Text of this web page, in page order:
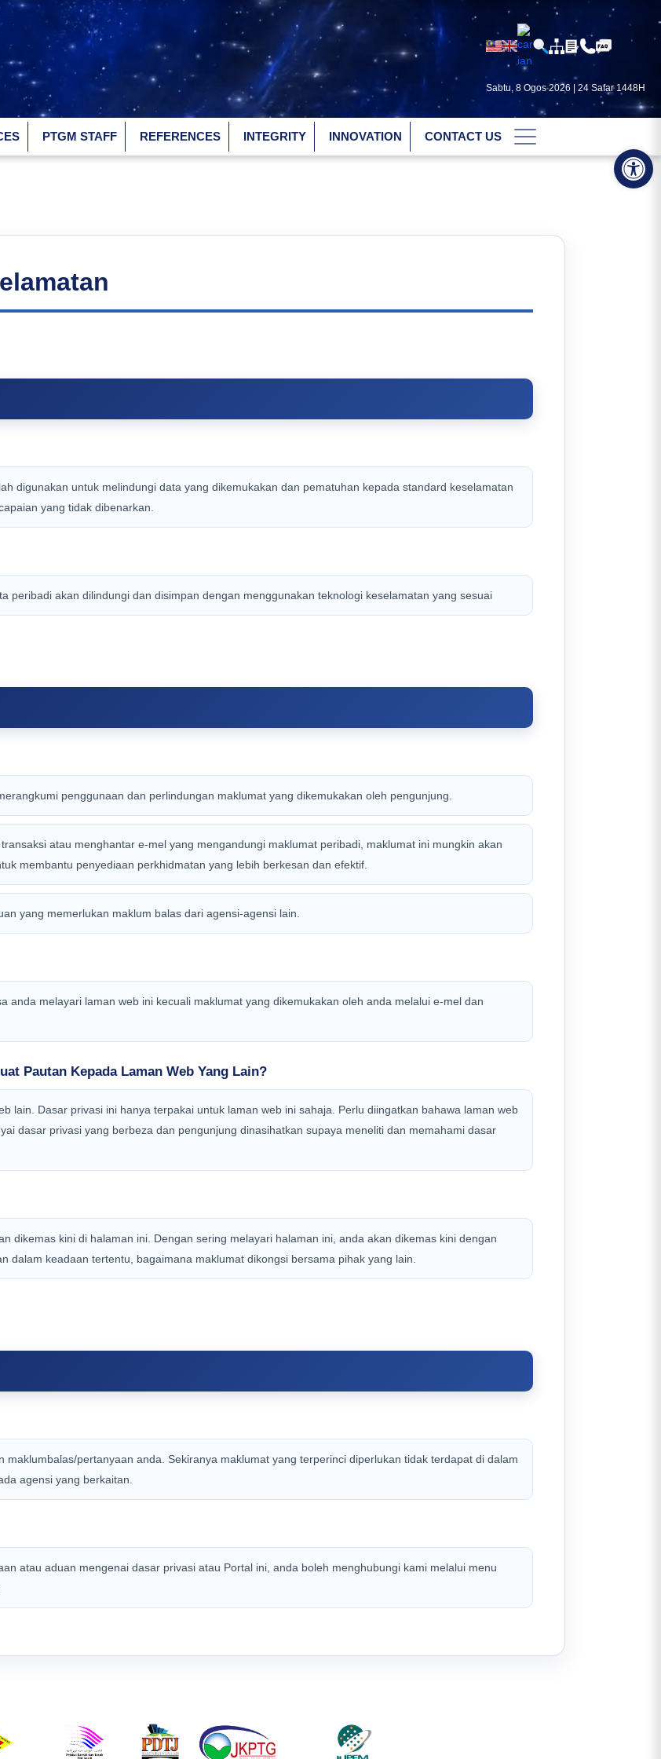
Sabtu, 8 Ogos 2026 | 24 Safar 1448H
PTGM STAFF REFERENCES INTEGRITY INNOVATION CONTACT US
digunakan untuk melindungi data yang dikemukakan dan pematuhan kepada standard keselamatan
yang tidak dibenarkan.
peribadi akan dilindungi dan disimpan dengan menggunakan teknologi keselamatan yang sesuai
penggunaan dan perlindungan maklumat yang dikemukakan oleh pengunjung.
atau menghantar e-mel yang mengandungi maklumat peribadi, maklumat ini mungkin akan
membantu penyediaan perkhidmatan yang lebih berkesan dan efektif.
yang memerlukan maklum balas dari agensi-agensi lain.
anda melayari laman web ini kecuali maklumat yang dikemukakan oleh anda melalui e-mel dan
Pautan Kepada Laman Web Yang Lain?
lain. Dasar privasi ini hanya terpakai untuk laman web ini sahaja. Perlu diingatkan bahawa laman web
dasar privasi yang berbeza dan pengunjung dinasihatkan supaya meneliti dan memahami dasar
dikemas kini di halaman ini. Dengan sering melayari halaman ini, anda akan dikemas kini dengan
dalam keadaan tertentu, bagaimana maklumat dikongsi bersama pihak yang lain.
maklumbalas/pertanyaan anda. Sekiranya maklumat yang terperinci diperlukan tidak terdapat di dalam
agensi yang berkaitan.
atau aduan mengenai dasar privasi atau Portal ini, anda boleh menghubungi kami melalui menu